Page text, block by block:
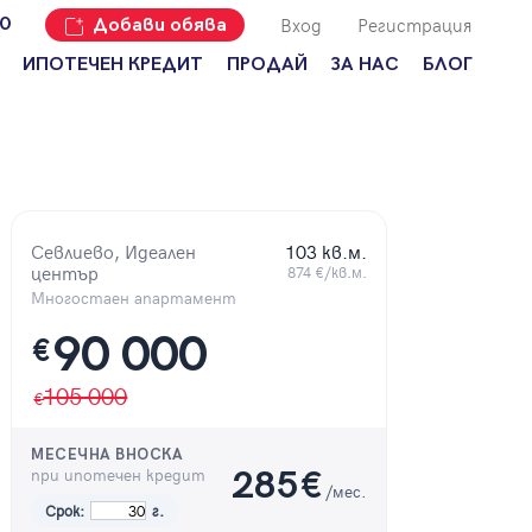
Добави обява Вход Регистрация
ИПОТЕЧЕН КРЕДИТ ПРОДАЙ ЗА НАС
Мениджмънт
БЛОГ
Севлиево, Идеален
център
Многостаен апартамент
103 кв.м.
874 €/кв.м.
€90 000
105 000
МЕСЕЧНА ВНОСКА
при ипотечен кредит
Срок: г.
285€ /мес.